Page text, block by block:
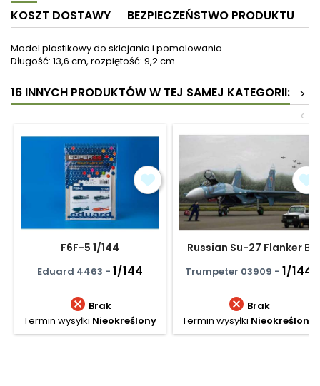
KOSZT DOSTAWY
BEZPIECZEŃSTWO PRODUKTU
Model plastikowy do sklejania i pomalowania.
Długość: 13,6 cm, rozpiętość: 9,2 cm.
16 INNYCH PRODUKTÓW W TEJ SAMEJ KATEGORII:
>
<
F6F-5 1/144
Eduard 4463 - 1/144
 Brak
Termin wysyłki Nieokreślony
Russian Su-27 Flanker B
Trumpeter 03909 - 1/144
 Brak
Termin wysyłki Nieokreślony